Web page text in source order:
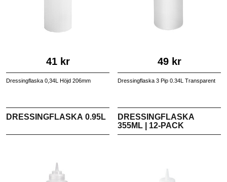
41 kr
Dressingflaska 0,34L Höjd 206mm
49 kr
Dressingflaska 3 Pip 0.34L Transparent
DRESSINGFLASKA 0.95L
DRESSINGFLASKA
355ML | 12-PACK